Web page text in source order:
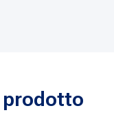
prodotto